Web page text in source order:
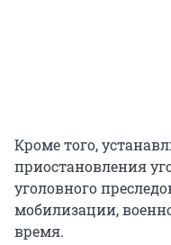
Кроме того,
приостановления
уголовного
мобилизации,
время.